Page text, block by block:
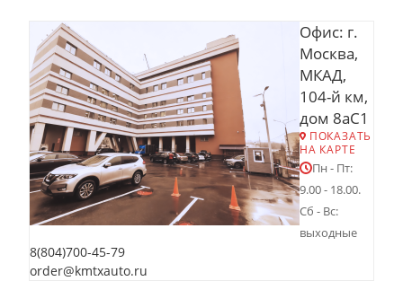
Офис: г.
Москва,
МКАД,
104-й км,
дом 8аС1
ПОКАЗАТЬ
НА КАРТЕ
Пн - Пт:
9.00 - 18.00.
Сб - Вс:
выходные
8(804)700-45-79
order@kmtxauto.ru